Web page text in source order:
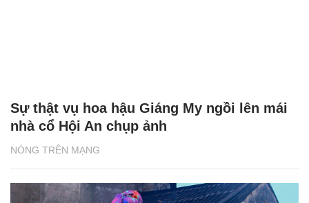
NÓNG TRÊN MẠNG
Sự thật vụ hoa hậu Giáng My ngồi lên mái
nhà cổ Hội An chụp ảnh